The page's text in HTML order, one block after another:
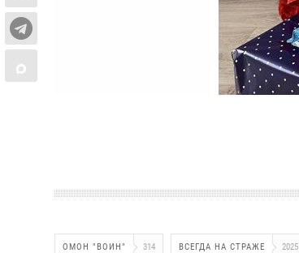
ОМОН "ВОИН" 314 ВСЕГДА НА СТРАЖЕ 2025